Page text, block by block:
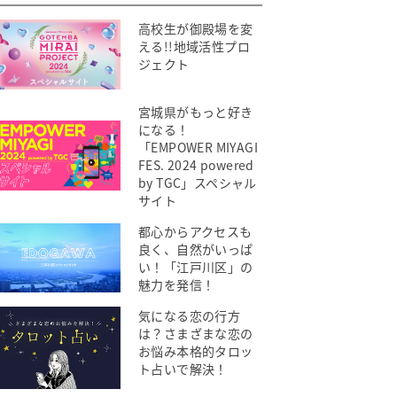
高校生が御殿場を変
える!!地域活性プロ
ジェクト
宮城県がもっと好き
になる！
「EMPOWER MIYAGI
FES. 2024 powered
by TGC」スペシャル
サイト
都心からアクセスも
良く、自然がいっぱ
い！「江戸川区」の
魅力を発信！
気になる恋の行方
は？さまざまな恋の
お悩み本格的タロッ
ト占いで解決！